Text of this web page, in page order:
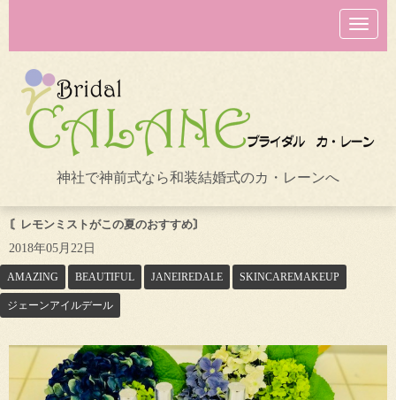
N
a
v
o
n
神社で神前式なら和装結婚式のカ・レーンへ
〘レモンミストがこの夏のおすすめ〙
2018年05月22日
AMAZING BEAUTIFUL JANEIREDALE SKINCAREMAKEUP
ジェーンアイルデール